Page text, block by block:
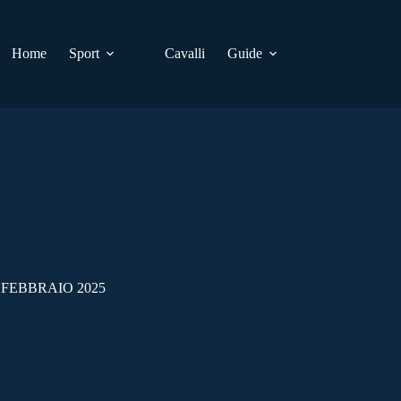
Home
Sport Cavalli Guide
2025